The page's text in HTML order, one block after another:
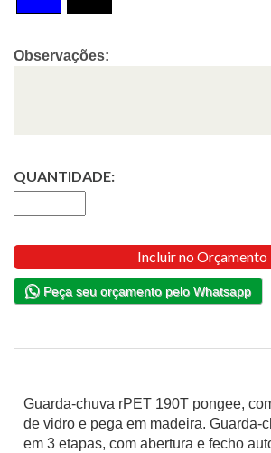
Observações:
QUANTIDADE:
Incluir no Orçamento
Peça seu orçamento pelo Whatsapp
Guarda-chuva rPET 190T pongee,
de vidro e pega em madeira. Guarda-
em 3 etapas, com abertura e fecho